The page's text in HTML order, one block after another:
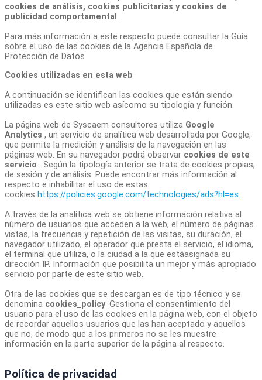
cookies de análisis, cookies publicitarias y cookies de
publicidad comportamental .
Para más información a este respecto puede consultar la Guía
sobre el uso de las cookies de la Agencia Española de
Protección de Datos
Cookies utilizadas en esta web
A continuación se identifican las cookies que están siendo
utilizadas es este sitio web asícomo su tipología y función:
La página web de Syscaem consultores utiliza Google
Analytics , un servicio de analítica web desarrollada por Google,
que permite la medición y análisis de la navegación en las
páginas web. En su navegador podrá observar cookies de este
servicio . Según la tipología anterior se trata de cookies propias,
de sesión y de análisis. Puede encontrar más información al
respecto e inhabilitar el uso de estas
cookies https://policies.google.com/technologies/ads?hl=es.
A través de la analítica web se obtiene información relativa al
número de usuarios que acceden a la web, el número de páginas
vistas, la frecuencia y repetición de las visitas, su duración, el
navegador utilizado, el operador que presta el servicio, el idioma,
el terminal que utiliza, o la ciudad a la que estáasignada su
dirección IP. Información que posibilita un mejor y más apropiado
servicio por parte de este sitio web.
Otra de las cookies que se descargan es de tipo técnico y se
denomina cookies_policy. Gestiona el consentimiento del
usuario para el uso de las cookies en la página web, con el objeto
de recordar aquellos usuarios que las han aceptado y aquellos
que no, de modo que a los primeros no se les muestre
información en la parte superior de la página al respecto.
Política de privacidad